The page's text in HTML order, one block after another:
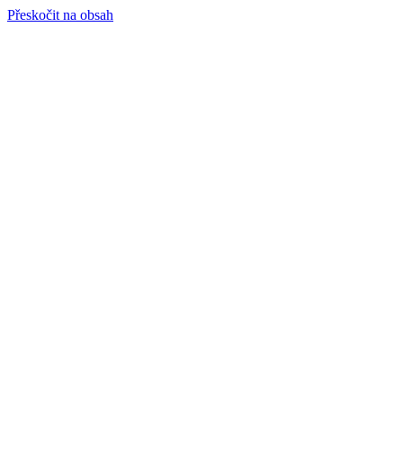
Přeskočit na obsah